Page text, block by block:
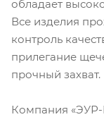
обладает
Все изделия
контроль
прилегание
прочный захват.
Компания